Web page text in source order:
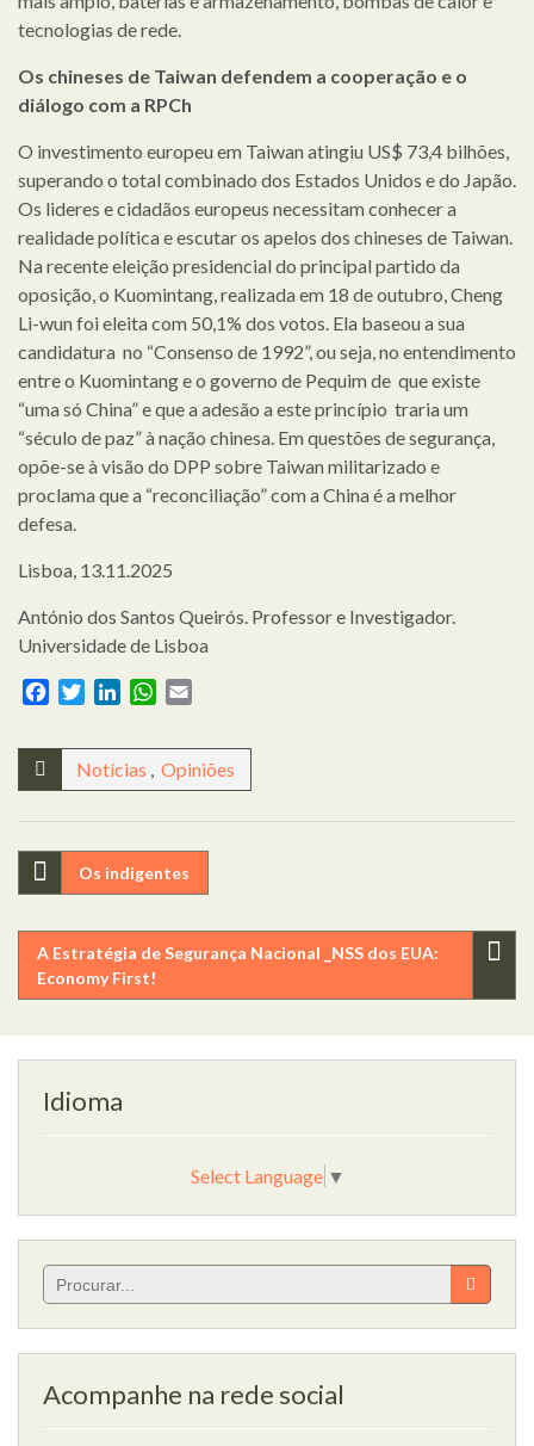
tecnologias de rede.
Os chineses de Taiwan defendem a cooperação e o
diálogo com a RPCh
O investimento europeu em Taiwan atingiu US$ 73,4 bilhões,
superando o total combinado dos Estados Unidos e do Japão.
Os lideres e cidadãos europeus necessitam conhecer a
realidade política e escutar os apelos dos chineses de Taiwan.
Na recente eleição presidencial do principal partido da
oposição, o Kuomintang, realizada em 18 de outubro, Cheng
Li-wun foi eleita com 50,1% dos votos. Ela baseou a sua
candidatura no “Consenso de 1992”, ou seja, no entendimento
entre o Kuomintang e o governo de Pequim de que existe
“uma só China” e que a adesão a este princípio traria um
“século de paz” à nação chinesa. Em questões de segurança,
opõe-se à visão do DPP sobre Taiwan militarizado e
proclama que a “reconciliação” com a China é a melhor
defesa.
Lisboa, 13.11.2025
António dos Santos Queirós. Professor e Investigador.
Universidade de Lisboa
FacebookTwitterLinkedInWhatsApp
Notícias , Opiniões
Navegação
de
artigos
Os indigentes
A Estratégia de Segurança Nacional _NSS dos EUA:
Economy First!
Idioma
Select Language ▼
Search
for:
Acompanhe na rede social